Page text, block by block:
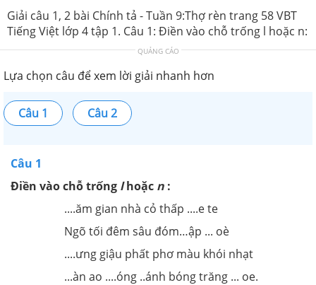
Giải câu 1, 2 bài Chính tả - Tuần 9:Thợ rèn trang 58 VBT
Tiếng Việt lớp 4 tập 1. Câu 1: Điền vào chỗ trống l hoặc n:
QUẢNG CÁO
Lựa chọn câu để xem lời giải nhanh hơn
Câu 1 Câu 2
Câu 1
Điền vào chỗ trống lhoặc n :
....ăm gian nhà cỏ thấp ....e te
Ngõ tối đêm sâu đóm…ập ... oè
....ưng giậu phất phơ màu khói nhạt
...àn ao ....óng ..ánh bóng trăng ... oe.